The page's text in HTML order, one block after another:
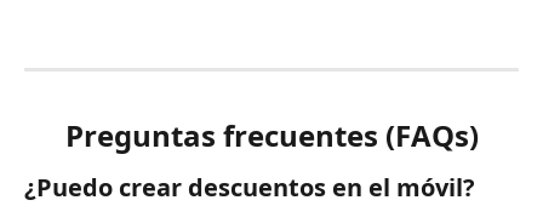
Preguntas frecuentes (FAQs)
¿Puedo crear descuentos en el móvil?